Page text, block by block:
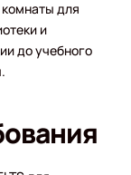
для
и
до учебного